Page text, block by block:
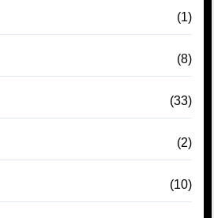
(1)
(8)
(33)
(2)
(10)